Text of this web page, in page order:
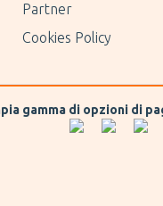
Partner
Cookies Policy
gamma di opzioni di